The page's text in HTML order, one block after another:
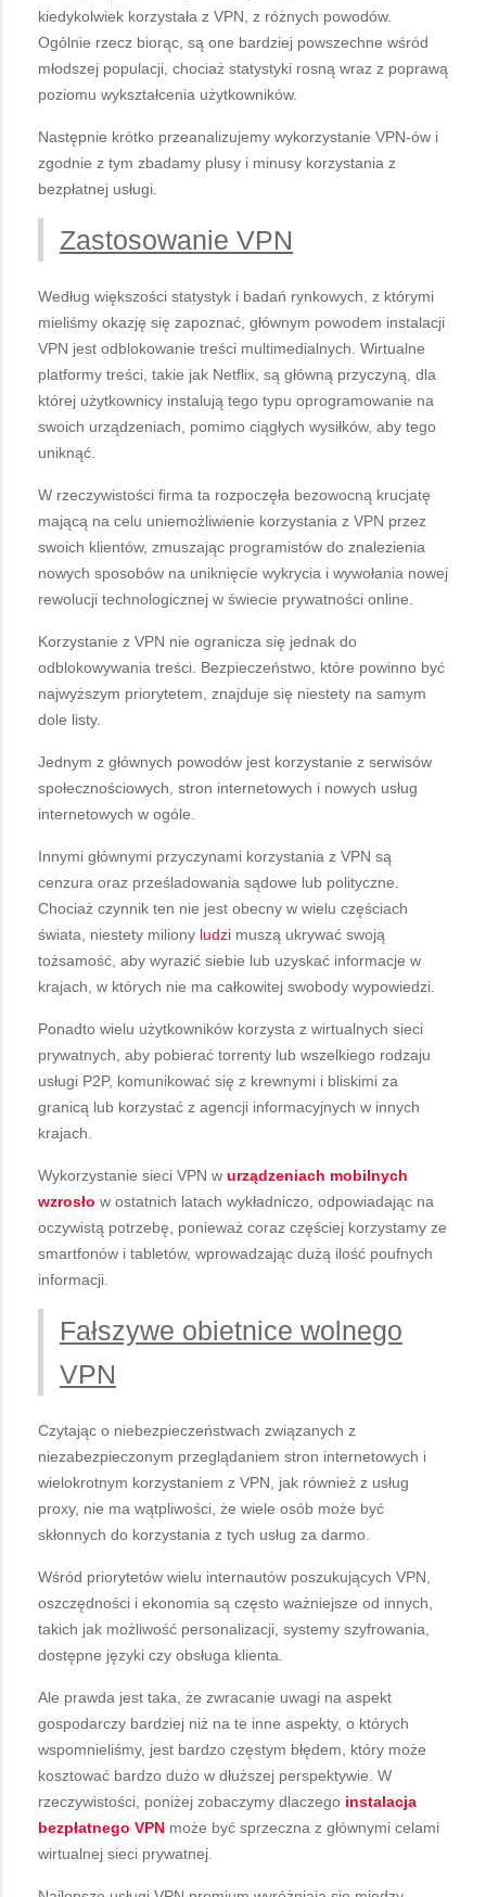
kiedykolwiek korzystała z VPN, z różnych powodów.
Ogólnie rzecz biorąc, są one bardziej powszechne wśród
młodszej populacji, chociaż statystyki rosną wraz z poprawą
poziomu wykształcenia użytkowników.
Następnie krótko przeanalizujemy wykorzystanie VPN-ów i
zgodnie z tym zbadamy plusy i minusy korzystania z
bezpłatnej usługi.
Zastosowanie VPN
Według większości statystyk i badań rynkowych, z którymi
mieliśmy okazję się zapoznać, głównym powodem instalacji
VPN jest odblokowanie treści multimedialnych. Wirtualne
platformy treści, takie jak Netflix, są główną przyczyną, dla
której użytkownicy instalują tego typu oprogramowanie na
swoich urządzeniach, pomimo ciągłych wysiłków, aby tego
uniknąć.
W rzeczywistości firma ta rozpoczęła bezowocną krucjatę
mającą na celu uniemożliwienie korzystania z VPN przez
swoich klientów, zmuszając programistów do znalezienia
nowych sposobów na uniknięcie wykrycia i wywołania nowej
rewolucji technologicznej w świecie prywatności online.
Korzystanie z VPN nie ogranicza się jednak do
odblokowywania treści. Bezpieczeństwo, które powinno być
najwyższym priorytetem, znajduje się niestety na samym
dole listy.
Jednym z głównych powodów jest korzystanie z serwisów
społecznościowych, stron internetowych i nowych usług
internetowych w ogóle.
Innymi głównymi przyczynami korzystania z VPN są
cenzura oraz prześladowania sądowe lub polityczne.
Chociaż czynnik ten nie jest obecny w wielu częściach
świata, niestety miliony ludzi muszą ukrywać swoją
tożsamość, aby wyrazić siebie lub uzyskać informacje w
krajach, w których nie ma całkowitej swobody wypowiedzi.
Ponadto wielu użytkowników korzysta z wirtualnych sieci
prywatnych, aby pobierać torrenty lub wszelkiego rodzaju
usługi P2P, komunikować się z krewnymi i bliskimi za
granicą lub korzystać z agencji informacyjnych w innych
krajach.
Wykorzystanie sieci VPN w urządzeniach mobilnych
wzrosło w ostatnich latach wykładniczo, odpowiadając na
oczywistą potrzebę, ponieważ coraz częściej korzystamy ze
smartfonów i tabletów, wprowadzając dużą ilość poufnych
informacji.
Fałszywe obietnice wolnego
VPN
Czytając o niebezpieczeństwach związanych z
niezabezpieczonym przeglądaniem stron internetowych i
wielokrotnym korzystaniem z VPN, jak również z usług
proxy, nie ma wątpliwości, że wiele osób może być
skłonnych do korzystania z tych usług za darmo.
Wśród priorytetów wielu internautów poszukujących VPN,
oszczędności i ekonomia są często ważniejsze od innych,
takich jak możliwość personalizacji, systemy szyfrowania,
dostępne języki czy obsługa klienta.
Ale prawda jest taka, że zwracanie uwagi na aspekt
gospodarczy bardziej niż na te inne aspekty, o których
wspomnieliśmy, jest bardzo częstym błędem, który może
kosztować bardzo dużo w dłuższej perspektywie. W
rzeczywistości, poniżej zobaczymy dlaczego instalacja
bezpłatnego VPN może być sprzeczna z głównymi celami
wirtualnej sieci prywatnej.